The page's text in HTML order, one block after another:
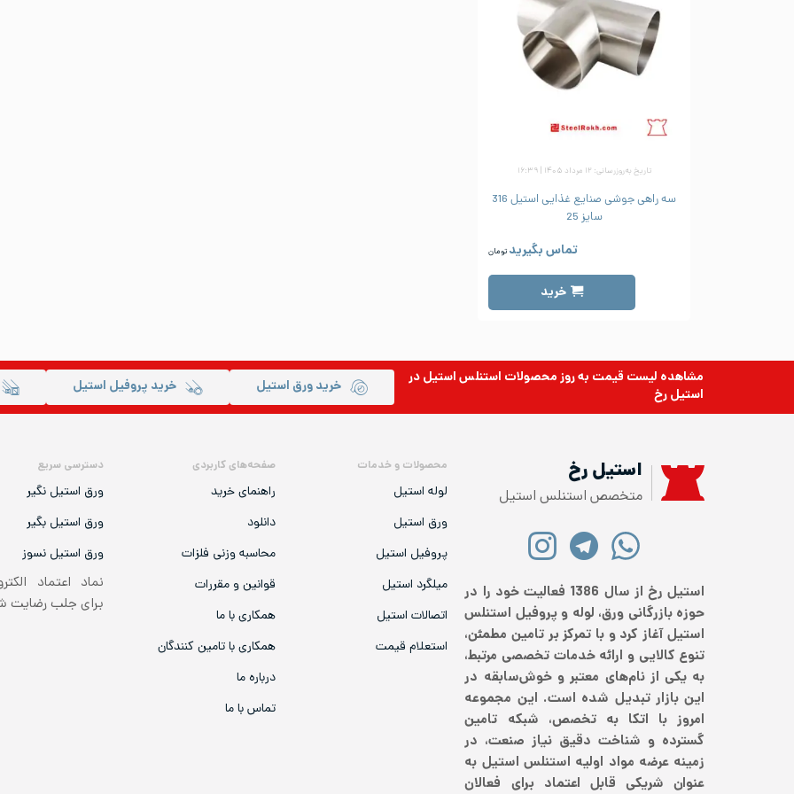
تاریخ به‌روزرسانی: ۱۲ مرداد ۱۴۰۵ | ۱۶:۳۹
سه راهی جوشی صنایع غذایی استیل 316
سایز 25
تماس بگیرید تومان
خرید
مشاهده لیست قیمت به روزمحصولات استنلس استیلدر
استیل رخ
خرید ورق استیل خرید پروفیل استیل
استیل رخ
متخصص استنلس استیل
استیل رخ از سال 1386 فعالیت خود را در
حوزه بازرگانی ورق، لوله و پروفیل استنلس
استیل آغاز کرد و با تمرکز بر تامین مطمئن،
تنوع کالایی و ارائه خدمات تخصصی مرتبط،
به یکی از نام‌های معتبر و خوش‌سابقه در
این بازار تبدیل شده است. این مجموعه
امروز با اتکا به تخصص، شبکه تامین
گسترده و شناخت دقیق نیاز صنعت، در
زمینه عرضه مواد اولیه استنلس استیل به
عنوان شریکی قابل اعتماد برای فعالان
محصولات و خدمات
لوله استیل
ورق استیل
پروفیل استیل
میلگرد استیل
اتصالات استیل
استعلام قیمت
صفحه‌های کاربردی
راهنمای خرید
دانلود
محاسبه وزنی فلزات
قوانین و مقررات
همکاری با ما
همکاری با تامین کنندگان
درباره ما
تماس با ما
دسترسی سریع
ورق استیل نگیر
ورق استیل بگیر
ورق استیل نسوز
نماد اعتماد
برای جلب